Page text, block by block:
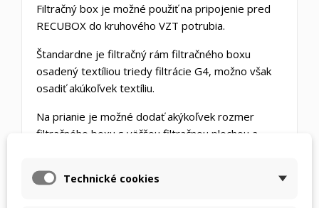
Filtračný box je možné použiť na pripojenie pred
RECUBOX do kruhového VZT potrubia.
Štandardne je filtračný rám filtračného boxu
osadený textíliou triedy filtrácie G4, možno však
osadiť akúkoľvek textíliu.
Na prianie je možné dodať akýkoľvek rozmer
filtračného boxu s väčšou filtračnou plochou a
Technické cookies